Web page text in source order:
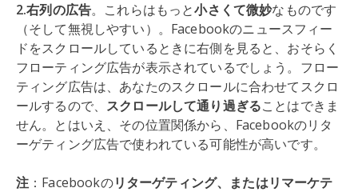
2.右列の広告。これらはもっと小さくて微妙なものです
（そして無視しやすい）。Facebookのニュースフィー
ドをスクロールしているときに右側を見ると、おそらく
フローティング広告が表示されているでしょう。フロー
ティング広告は、あなたのスクロールに合わせてスクロ
ールするので、 スクロールして通り過ぎることはできま
せん。とはいえ、その位置関係から、Facebookのリタ
ーゲティング広告で使われている可能性が高いです。
注 ：Facebookのリターゲティング、またはリマーケテ